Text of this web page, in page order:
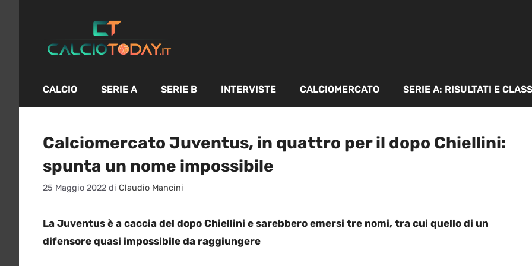
contenuto
CALCIO SERIE A SERIE B INTERVISTE CALCIOMERCATO SERIE A: RISULTATI E
Calciomercato Juventus, in quattro per il dopo Chiellini:
spunta un nome impossibile
25 Maggio 2022 di Claudio Mancini
La Juventus è a caccia del dopo Chiellini e sarebbero emersi tre nomi, tra cui quello di un
difensore quasi impossibile da raggiungere